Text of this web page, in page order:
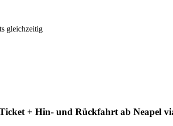
gleichzeitig
+ Hin- und Rückfahrt ab Neapel